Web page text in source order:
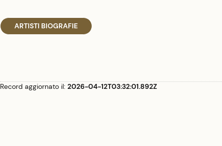
ARTISTI BIOGRAFIE
Record aggiornato il: 2026-04-12T03:32:01.892Z